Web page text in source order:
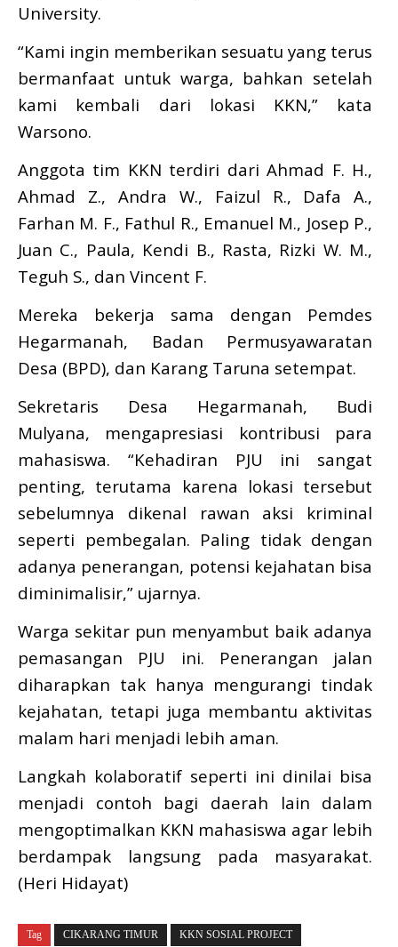
University.
“Kami ingin memberikan sesuatu yang terus
bermanfaat untuk warga, bahkan setelah
kami kembali dari lokasi KKN,” kata
Warsono.
Anggota tim KKN terdiri dari Ahmad F. H.,
Ahmad Z., Andra W., Faizul R., Dafa A.,
Farhan M. F., Fathul R., Emanuel M., Josep P.,
Juan C., Paula, Kendi B., Rasta, Rizki W. M.,
Teguh S., dan Vincent F.
Mereka bekerja sama dengan Pemdes
Hegarmanah, Badan Permusyawaratan
Desa (BPD), dan Karang Taruna setempat.
Sekretaris Desa Hegarmanah, Budi
Mulyana, mengapresiasi kontribusi para
mahasiswa. “Kehadiran PJU ini sangat
penting, terutama karena lokasi tersebut
sebelumnya dikenal rawan aksi kriminal
seperti pembegalan. Paling tidak dengan
adanya penerangan, potensi kejahatan bisa
diminimalisir,” ujarnya.
Warga sekitar pun menyambut baik adanya
pemasangan PJU ini. Penerangan jalan
diharapkan tak hanya mengurangi tindak
kejahatan, tetapi juga membantu aktivitas
malam hari menjadi lebih aman.
Langkah kolaboratif seperti ini dinilai bisa
menjadi contoh bagi daerah lain dalam
mengoptimalkan KKN mahasiswa agar lebih
berdampak langsung pada masyarakat.
(Heri Hidayat)
Tag CIKARANG TIMUR KKN SOSIAL PROJECT